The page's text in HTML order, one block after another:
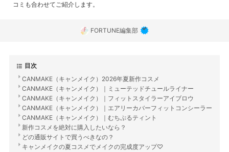
コミも合わせてご紹介します。
FORTUNE編集部
目次
CANMAKE（キャンメイク）2026年夏新作コスメ
CANMAKE（キャンメイク）｜ミューテッドチュールライナー
CANMAKE（キャンメイク）｜フィットスタイラーアイブロウ
CANMAKE（キャンメイク）｜エアリーカバーフィットコンシーラー
CANMAKE（キャンメイク）｜むちぷるティント
新作コスメを絶対に購入したいなら？
どの通販サイトで買うべきなの？
キャンメイクの夏コスメでメイクの完成度アップ♡